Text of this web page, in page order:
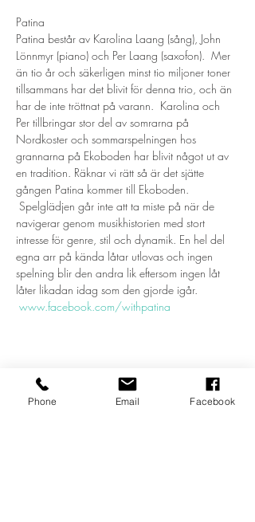
Patina
Patina består av Karolina Laang (sång), John
Lönnmyr (piano) och Per Laang (saxofon).  Mer
än tio år och säkerligen minst tio miljoner toner
tillsammans har det blivit för denna trio, och än
har de inte tröttnat på varann.  Karolina och
Per tillbringar stor del av somrarna på
Nordkoster och sommarspelningen hos
grannarna på Ekoboden har blivit något ut av
en tradition. Räknar vi rätt så är det sjätte
gången Patina kommer till Ekoboden.
Spelglädjen går inte att ta miste på när de
navigerar genom musikhistorien med stort
intresse för genre, stil och dynamik. En hel del
egna arr på kända låtar utlovas och ingen
spelning blir den andra lik eftersom ingen låt
låter likadan idag som den gjorde igår.
www.facebook.com/withpatina
Dela detta evenemang
Phone Email Facebook